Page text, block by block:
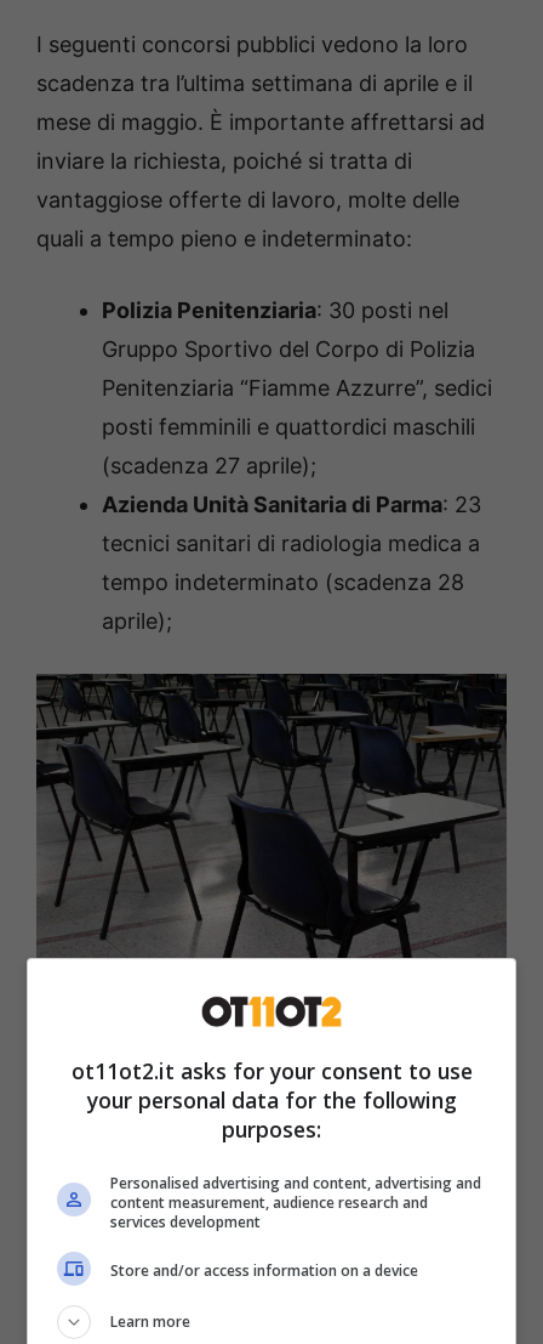
I seguenti concorsi pubblici vedono la loro
scadenza tra l’ultima settimana di aprile e il
mese di maggio. È importante affrettarsi ad
inviare la richiesta, poiché si tratta di
vantaggiose offerte di lavoro, molte delle
quali a tempo pieno e indeterminato:
Polizia Penitenziaria: 30 posti nel
Gruppo Sportivo del Corpo di Polizia
Penitenziaria “Fiamme Azzurre”, sedici
posti femminili e quattordici maschili
(scadenza 27 aprile);
Azienda Unità Sanitaria di Parma: 23
tecnici sanitari di radiologia medica a
tempo indeterminato (scadenza 28
aprile);
Concorsi pubblici in scadenza tra aprile e maggio 2025 –
Istituto Assistenza Anziani di Verona
32 operatori socio-sanitari a tempo
pieno e indeterminato, appartenenti
all’Area degli Operatori Esperti secondo
il CCNL Funzioni Locali, con riserva di 9
ot11ot2.it asks for your consent to use
your personal data for the following
purposes:
Personalised advertising and content, advertising and
content measurement, audience research and
services development
Store and/or access information on a device
Learn more